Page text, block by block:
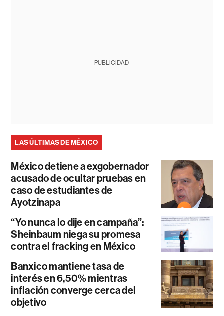
PUBLICIDAD
LAS ÚLTIMAS DE MÉXICO
México detiene a exgobernador
acusado de ocultar pruebas en
caso de estudiantes de
Ayotzinapa
“Yo nunca lo dije en campaña”:
Sheinbaum niega su promesa
contra el fracking en México
Banxico mantiene tasa de
interés en 6,50% mientras
inflación converge cerca del
objetivo